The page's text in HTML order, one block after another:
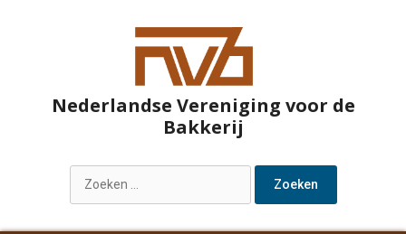
Nederlandse Vereniging voor de
Bakkerij